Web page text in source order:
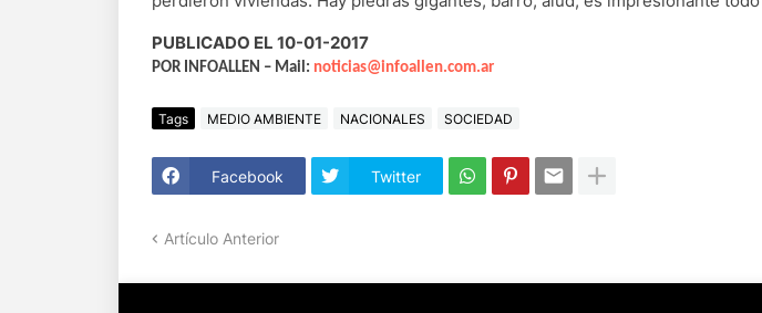
PUBLICADO EL 10-01-2017
POR INFOALLEN – Mail: noticias@infoallen.com.ar
Tags MEDIO AMBIENTE NACIONALES SOCIEDAD
Facebook Twitter
Artículo Anterior